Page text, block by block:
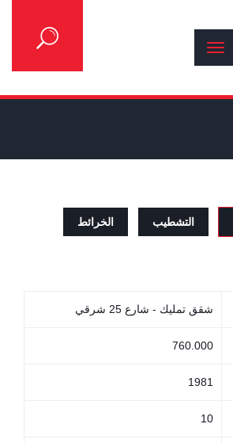
التشطيب الخرائط
شقق تمليك - شارع 25 شرقي
760.000
1981
10